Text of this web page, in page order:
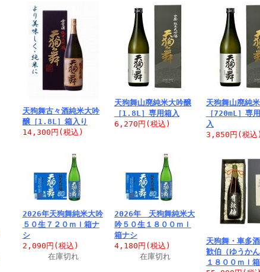
天狗舞古々酒純米大吟
醸［1.8L］箱入り
14,300円 (税込)
天狗舞山廃純米大吟醸
［1.8L］専用箱入
6,270円 (税込)
天狗舞山廃純
［720mL］専
入
3,850円 (税込)
2026年天狗舞純米大吟
５０生７２０ｍｌ箱ナ
シ
2,090円 (税込)
在庫切れ
2026年 天狗舞純米大
吟５０生１８００ｍｌ
箱ナシ
4,180円 (税込)
在庫切れ
天狗舞・車多
歓伯（ゆうかん
１８００ｍｌ